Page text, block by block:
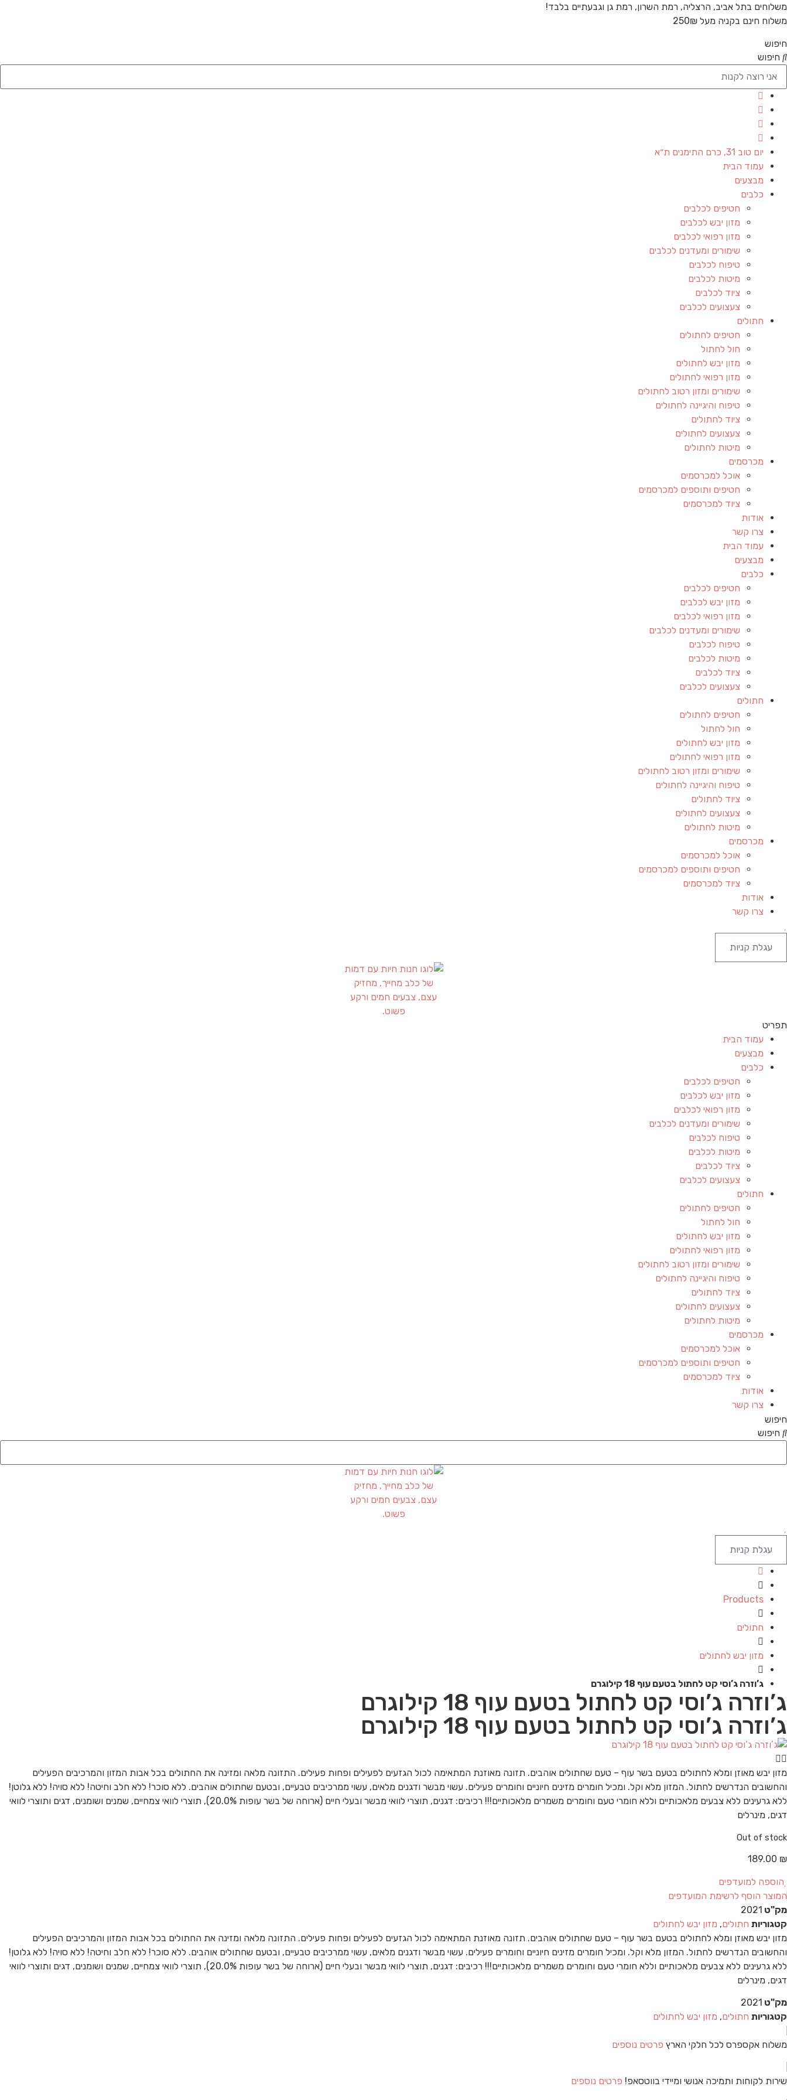
משלוחים בתל אביב, הרצליה, רמת השרון, רמת גן וגבעתיים בלבד!
משלוח חינם בקניה מעל 250₪
חיפוש
חיפוש
יום טוב 31, כרם התימנים ת״א
עמוד הבית
מבצעים
כלבים
חטיפים לכלבים
מזון יבש לכלבים
מזון רפואי לכלבים
שימורים ומעדנים לכלבים
טיפוח לכלבים
מיטות לכלבים
ציוד לכלבים
צעצועים לכלבים
חתולים
חטיפים לחתולים
חול לחתול
מזון יבש לחתולים
מזון רפואי לחתולים
שימורים ומזון רטוב לחתולים
טיפוח והיגיינה לחתולים
ציוד לחתולים
צעצועים לחתולים
מיטות לחתולים
מכרסמים
אוכל למכרסמים
חטיפים ותוספים למכרסמים
ציוד למכרסמים
אודות
צרו קשר
עמוד הבית
מבצעים
כלבים
חטיפים לכלבים
מזון יבש לכלבים
מזון רפואי לכלבים
שימורים ומעדנים לכלבים
טיפוח לכלבים
מיטות לכלבים
ציוד לכלבים
צעצועים לכלבים
חתולים
חטיפים לחתולים
חול לחתול
מזון יבש לחתולים
מזון רפואי לחתולים
שימורים ומזון רטוב לחתולים
טיפוח והיגיינה לחתולים
ציוד לחתולים
צעצועים לחתולים
מיטות לחתולים
מכרסמים
אוכל למכרסמים
חטיפים ותוספים למכרסמים
ציוד למכרסמים
אודות
צרו קשר
עגלת קניות
תפריט
עמוד הבית
מבצעים
כלבים
חטיפים לכלבים
מזון יבש לכלבים
מזון רפואי לכלבים
שימורים ומעדנים לכלבים
טיפוח לכלבים
מיטות לכלבים
ציוד לכלבים
צעצועים לכלבים
חתולים
חטיפים לחתולים
חול לחתול
מזון יבש לחתולים
מזון רפואי לחתולים
שימורים ומזון רטוב לחתולים
טיפוח והיגיינה לחתולים
ציוד לחתולים
צעצועים לחתולים
מיטות לחתולים
מכרסמים
אוכל למכרסמים
חטיפים ותוספים למכרסמים
ציוד למכרסמים
אודות
צרו קשר
חיפוש
חיפוש
עגלת קניות
Products
חתולים
מזון יבש לחתולים
ג’וזרה ג’וסי קט לחתול בטעם עוף 18 קילוגרם
ג’וזרה ג’וסי קט לחתול בטעם עוף 18 קילוגרם
ג’וזרה ג’וסי קט לחתול בטעם עוף 18 קילוגרם
מזון יבש מאוזן ומלא לחתולים בטעם בשר עוף – טעם שחתולים אוהבים. תזונה מאוזנת המתאימה לכול הגזעים לפעילים ופחות פעילים. התזונה מלאה ומזינה את החתולים בכל אבות המזון והמרכיבים הפעילים
והחשובים הנדרשים לחתול. המזון מלא וקל. ומכיל חומרים מזינים חיוניים וחומרים פעילים. עשוי מבשר ודגנים מלאים, עשוי ממרכיבים טבעיים, ובטעם שחתולים אוהבים. ללא סוכר! ללא חלב וחיטה! ללא סויה! ללא גלוטן!
ללא גרעינים ללא צבעים מלאכותיים וללא חומרי טעם וחומרים משמרים מלאכותיים!!! רכיבים: דגנים, תוצרי לוואי מבשר ובעלי חיים (ארוחה של בשר עופות 20.0%), תוצרי לוואי צמחיים, שמנים ושומנים, דגים ותוצרי לוואי
דגים, מינרלים
Out of stock
189.00 ₪
הוספה למועדפים
המוצר הוסף לרשימת המועדפים
מק"ט 2021
קטגוריות חתולים, מזון יבש לחתולים
מזון יבש מאוזן ומלא לחתולים בטעם בשר עוף – טעם שחתולים אוהבים. תזונה מאוזנת המתאימה לכול הגזעים לפעילים ופחות פעילים. התזונה מלאה ומזינה את החתולים בכל אבות המזון והמרכיבים הפעילים
והחשובים הנדרשים לחתול. המזון מלא וקל. ומכיל חומרים מזינים חיוניים וחומרים פעילים. עשוי מבשר ודגנים מלאים, עשוי ממרכיבים טבעיים, ובטעם שחתולים אוהבים. ללא סוכר! ללא חלב וחיטה! ללא סויה! ללא גלוטן!
ללא גרעינים ללא צבעים מלאכותיים וללא חומרי טעם וחומרים משמרים מלאכותיים!!! רכיבים: דגנים, תוצרי לוואי מבשר ובעלי חיים (ארוחה של בשר עופות 20.0%), תוצרי לוואי צמחיים, שמנים ושומנים, דגים ותוצרי לוואי
דגים, מינרלים
מק"ט 2021
קטגוריות חתולים, מזון יבש לחתולים
משלוח אקספרס לכל חלקי הארץ פרטים נוספים
שירות לקוחות ותמיכה אנושי ומיידי בווטסאפ! פרטים נוספים